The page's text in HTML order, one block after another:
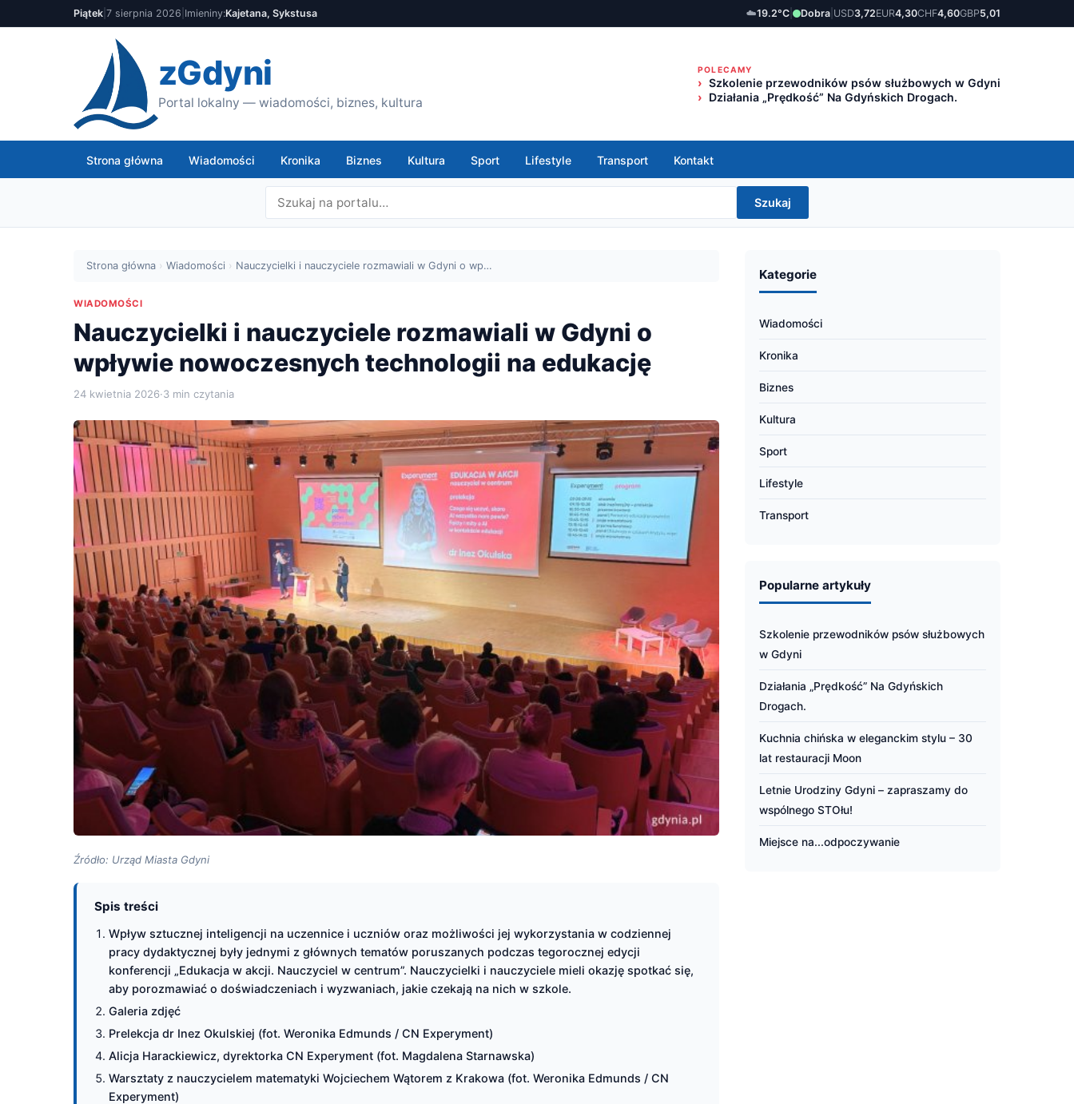
Piątek 7 sierpnia 2026 Imieniny:Kajetana, Sykstusa ☁️19.2°C Dobra USD3,72EUR4,30CHF4,60GBP5,01
zGdyni
Portal lokalny — wiadomości, biznes, kultura
POLECAMY
Szkolenie przewodników psów służbowych w Gdyni
Działania „Prędkość” Na Gdyńskich Drogach.
Strona główna Wiadomości Kronika Biznes Kultura Sport Lifestyle Transport Kontakt
Szukaj
Strona główna › Wiadomości › Nauczycielki i nauczyciele rozmawiali w Gdyni o wp…
WIADOMOŚCI
Nauczycielki i nauczyciele rozmawiali w Gdyni o
wpływie nowoczesnych technologii na edukację
24 kwietnia 2026·3 min czytania
Źródło: Urząd Miasta Gdyni
Spis treści
Wpływ sztucznej inteligencji na uczennice i uczniów oraz możliwości jej wykorzystania w codziennej
pracy dydaktycznej były jednymi z głównych tematów poruszanych podczas tegorocznej edycji
konferencji „Edukacja w akcji. Nauczyciel w centrum”. Nauczycielki i nauczyciele mieli okazję spotkać się,
aby porozmawiać o doświadczeniach i wyzwaniach, jakie czekają na nich w szkole.
Galeria zdjęć
Prelekcja dr Inez Okulskiej (fot. Weronika Edmunds / CN Experyment)
Alicja Harackiewicz, dyrektorka CN Experyment (fot. Magdalena Starnawska)
Warsztaty z nauczycielem matematyki Wojciechem Wątorem z Krakowa (fot. Weronika Edmunds / CN
Experyment)
Kategorie
Wiadomości
Kronika
Biznes
Kultura
Sport
Lifestyle
Transport
Popularne artykuły
Szkolenie przewodników psów służbowych
w Gdyni
Działania „Prędkość” Na Gdyńskich
Drogach.
Kuchnia chińska w eleganckim stylu – 30
lat restauracji Moon
Letnie Urodziny Gdyni – zapraszamy do
wspólnego STOłu!
Miejsce na...odpoczywanie